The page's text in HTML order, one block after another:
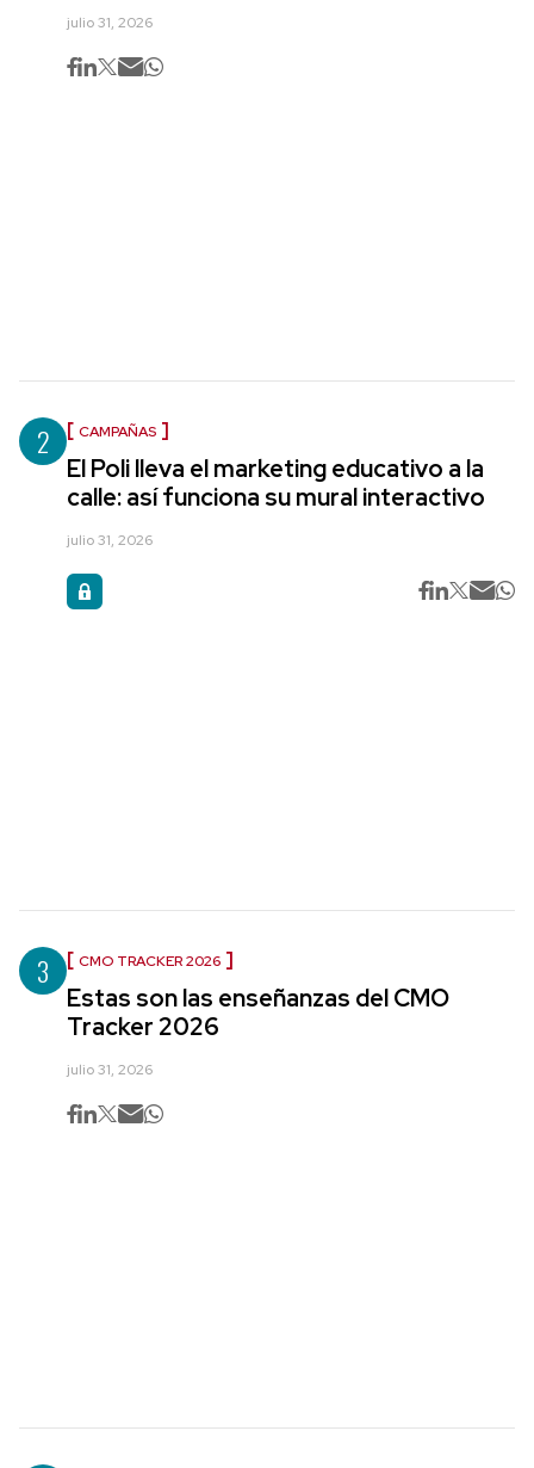
julio 31, 2026
2 CAMPAÑAS
El Poli lleva el marketing educativo a la
calle: así funciona su mural interactivo
julio 31, 2026
3 CMO TRACKER 2026
Estas son las enseñanzas del CMO
Tracker 2026
julio 31, 2026